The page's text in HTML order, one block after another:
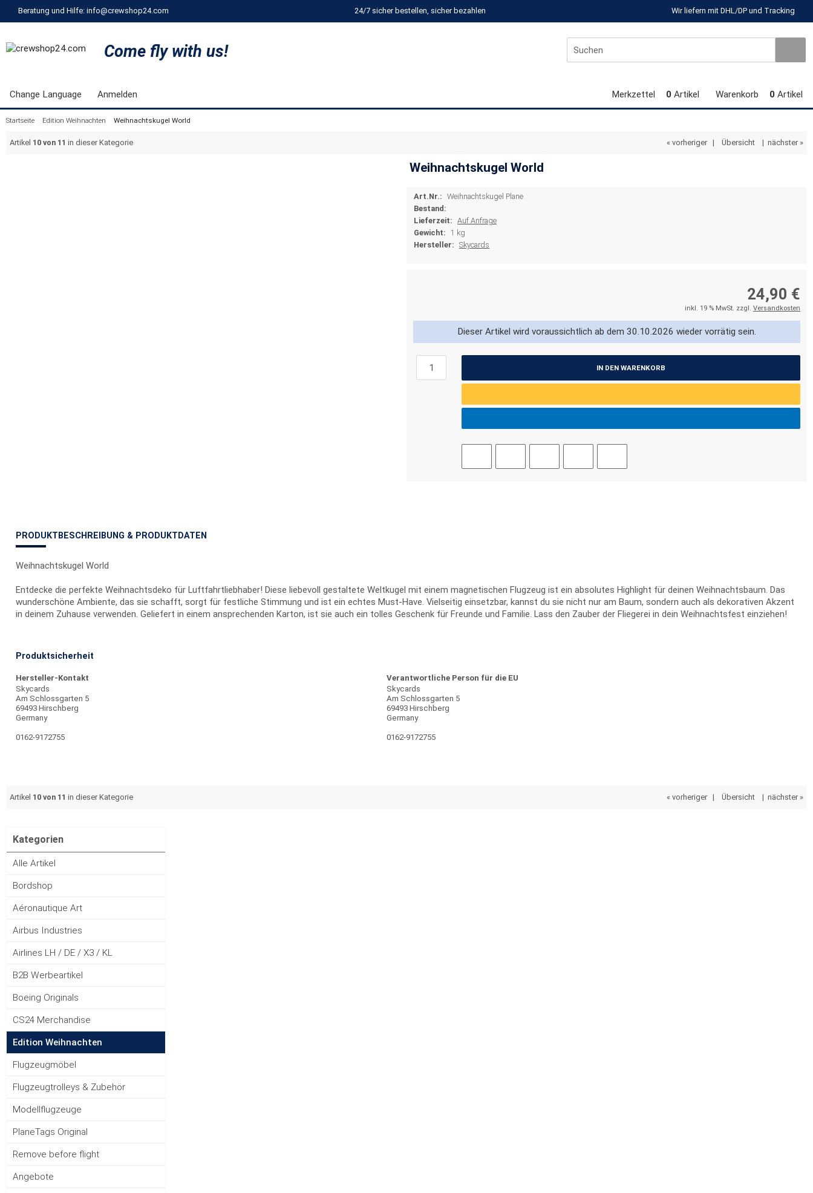
Beratung und Hilfe: info@crewshop24.com 24/7 sicher bestellen, sicher bezahlen Wir liefern mit DHL/DP und Tracking
Come fly with us!
Change Language Anmelden Warenkorb 0 Artikel
Merkzettel 0 Artikel
Startseite Edition Weihnachten Weihnachtskugel World
Artikel 10 von 11 in dieser Kategorie « vorheriger | Übersicht | nächster »
Weihnachtskugel World
Art.Nr.: Weihnachtskugel Plane
Bestand:
Lieferzeit: Auf Anfrage
Gewicht: 1 kg
Hersteller: Skycards
24,90 €
inkl. 19 % MwSt. zzgl. Versandkosten
Dieser Artikel wird voraussichtlich ab dem 30.10.2026 wieder vorrätig sein.
IN DEN WARENKORB
PRODUKTBESCHREIBUNG & PRODUKTDATEN
Weihnachtskugel World
Entdecke die perfekte Weihnachtsdeko für Luftfahrtliebhaber! Diese liebevoll gestaltete Weltkugel mit einem magnetischen Flugzeug ist ein absolutes Highlight für deinen Weihnachtsbaum. Das
wunderschöne Ambiente, das sie schafft, sorgt für festliche Stimmung und ist ein echtes Must-Have. Vielseitig einsetzbar, kannst du sie nicht nur am Baum, sondern auch als dekorativen Akzent
in deinem Zuhause verwenden. Geliefert in einem ansprechenden Karton, ist sie auch ein tolles Geschenk für Freunde und Familie. Lass den Zauber der Fliegerei in dein Weihnachtsfest einziehen!
Produktsicherheit
Hersteller-Kontakt
Skycards
Am Schlossgarten 5
69493 Hirschberg
Germany
0162-9172755
Verantwortliche Person für die EU
Skycards
Am Schlossgarten 5
69493 Hirschberg
Germany
0162-9172755
Artikel 10 von 11 in dieser Kategorie « vorheriger | Übersicht | nächster »
Kategorien
Alle Artikel
Bordshop
Aéronautique Art
Airbus Industries
Airlines LH / DE / X3 / KL
B2B Werbeartikel
Boeing Originals
CS24 Merchandise
Edition Weihnachten
Flugzeugmöbel
Flugzeugtrolleys & Zubehör
Modellflugzeuge
PlaneTags Original
Remove before flight
Angebote